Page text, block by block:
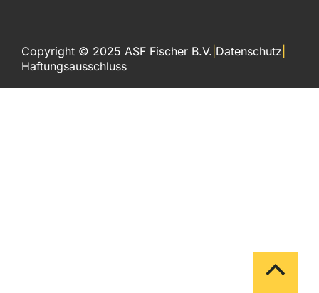
Copyright © 2025 ASF Fischer B.V. Datenschutz
Haftungsausschluss